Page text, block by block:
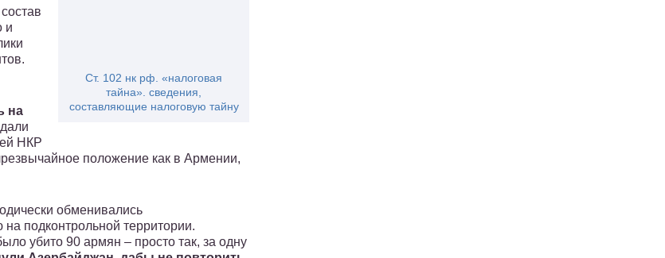
Ст. 102 нк рф. «налоговая
тайна». сведения,
составляющие налоговую тайну
и
на
НКР
положение как в Армении,
обменивались
подконтрольной территории.
убито 90 армян – просто так, за одну